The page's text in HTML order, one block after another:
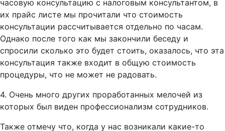
часовую консультацию с налоговым консультантом, в
их прайс листе мы прочитали что стоимость
консультации рассчитывается отдельно по часам.
Однако после того как мы закончили беседу и
спросили сколько это будет стоить, оказалось, что эта
консультация также входит в общую стоимость
процедуры, что не может не радовать.
4. Очень много других проработанных мелочей из
которых был виден профессионализм сотрудников.
Также отмечу что, когда у нас возникали какие-то